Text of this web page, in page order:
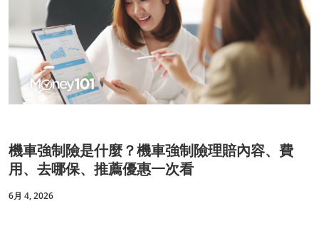
機車強制險是什麼？機車強制險理賠內容、費
用、去哪保、推薦優惠一次看
6月 4, 2026